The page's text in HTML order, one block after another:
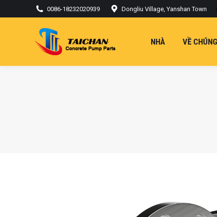
0086-18232020939 Dongliu Village, Yanshan Town
NHÀ VỀ